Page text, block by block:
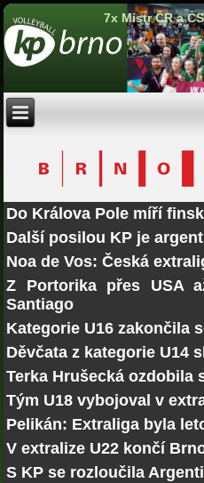
7x Mistr ČR a
Do Králova Pole míří
Další posilou KP je
Noa de Vos: Česká
Z Portorika přes USA
Santiago
Kategorie U16 zakončila
Děvčata z kategorie U14
Terka Hrušecká ozdobila
Tým U18 vybojoval v
Pelikán: Extraliga byla
V extralize U22 končí
S KP se rozloučila